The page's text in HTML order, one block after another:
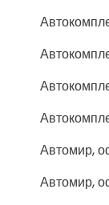
Автомир,
Автомир,